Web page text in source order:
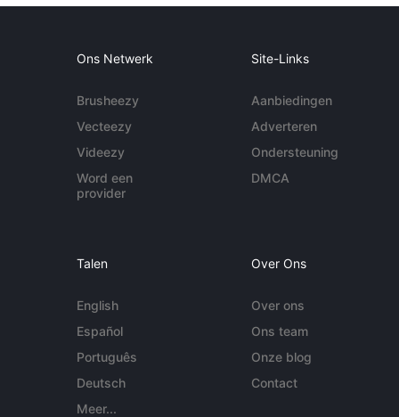
Ons Netwerk
Brusheezy
Vecteezy
Videezy
Word een
provider
Site-Links
Aanbiedingen
Adverteren
Ondersteuning
DMCA
Talen
English
Español
Português
Deutsch
Meer...
Over Ons
Over ons
Ons team
Onze blog
Contact